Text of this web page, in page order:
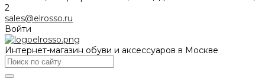
2
sales@elrosso.ru
Войти
Интернет-магазин обуви и аксессуаров в Москве